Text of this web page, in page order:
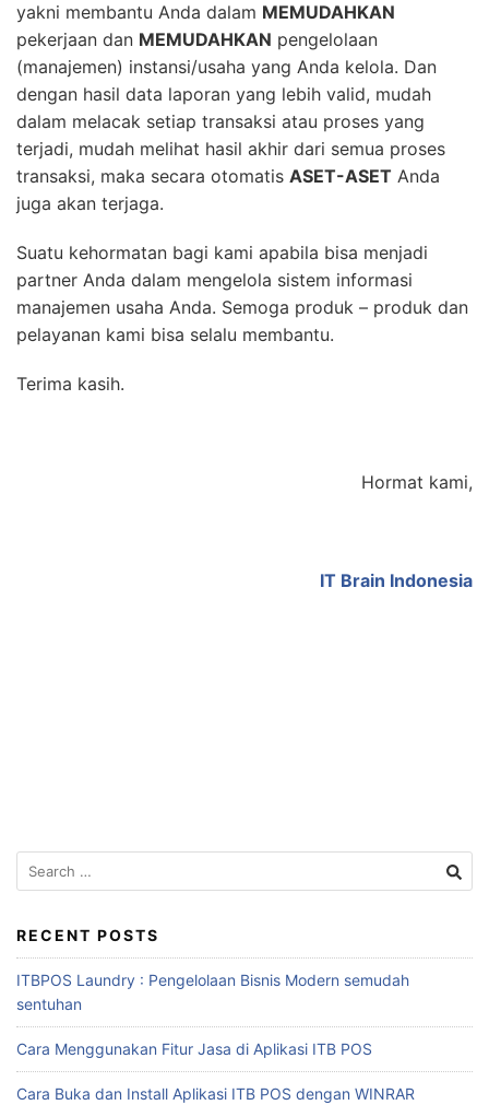
yakni membantu Anda dalam MEMUDAHKAN
pekerjaan dan MEMUDAHKAN pengelolaan
(manajemen) instansi/usaha yang Anda kelola. Dan
dengan hasil data laporan yang lebih valid, mudah
dalam melacak setiap transaksi atau proses yang
terjadi, mudah melihat hasil akhir dari semua proses
transaksi, maka secara otomatis ASET-ASET Anda
juga akan terjaga.
Suatu kehormatan bagi kami apabila bisa menjadi
partner Anda dalam mengelola sistem informasi
manajemen usaha Anda. Semoga produk – produk dan
pelayanan kami bisa selalu membantu.
Terima kasih.
Hormat kami,
IT Brain Indonesia
RECENT POSTS
ITBPOS Laundry : Pengelolaan Bisnis Modern semudah
sentuhan
Cara Menggunakan Fitur Jasa di Aplikasi ITB POS
Cara Buka dan Install Aplikasi ITB POS dengan WINRAR